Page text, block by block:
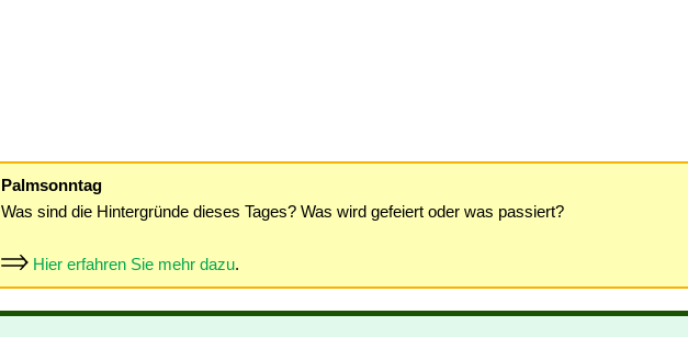
Palmsonntag
Was sind die Hintergründe dieses Tages? Was wird gefeiert oder was passiert?
Hier erfahren Sie mehr dazu.